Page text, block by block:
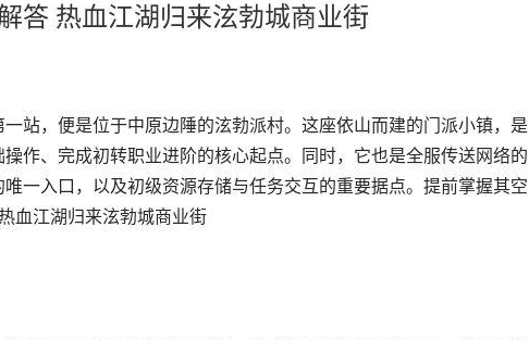
答 热血江湖归来泫勃城商业街
站，便是位于中原边陲的泫勃派村。这座依山而建的门派小镇，是
作、完成初转职业进阶的核心起点。同时，它也是全服传送网络的
一入口，以及初级资源存储与任务交互的重要据点。提前掌握其空
血江湖归来泫勃城商业街